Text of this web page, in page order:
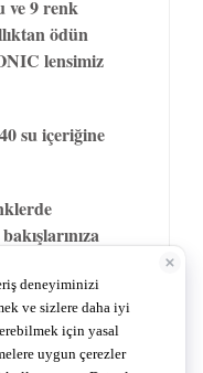
ve 9 renk
ödün
lensimiz
su içeriğine